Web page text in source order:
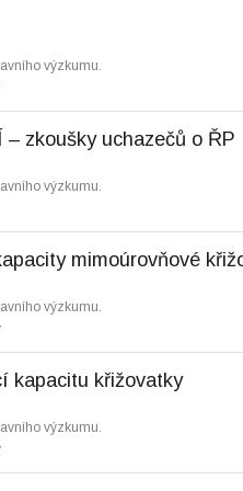
výzkumu.
zkoušky uchazečů o ŘP
výzkumu.
mimoúrovňové
výzkumu.
kapacitu křižovatky
výzkumu.